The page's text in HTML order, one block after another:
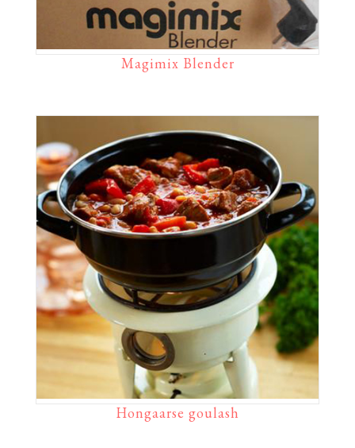
Magimix Blender
Hongaarse goulash